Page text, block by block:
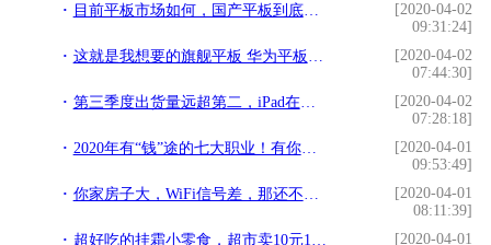
目前平板市场如何，国产平板到底值不值得入手，华为平板好不好
[2020-04-02
09:31:24]
这就是我想要的旗舰平板 华为平板M6不负期待
[2020-04-02
07:44:30]
第三季度出货量远超第二，iPad在平板市场是真的能打
[2020-04-02
07:28:18]
2020年有“钱”途的七大职业！有你正在做的吗？
[2020-04-01
09:53:49]
你家房子大，WiFi信号差，那还不赶紧换个华为Q2 Pro子母路由器
[2020-04-01
08:11:39]
超好吃的挂霜小零食，超市卖10元1斤，教你在家做，成本只要2块钱
[2020-04-01